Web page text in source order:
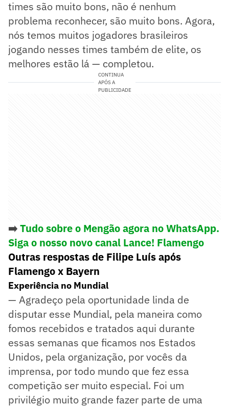
times são muito bons, não é nenhum
problema reconhecer, são muito bons. Agora,
nós temos muitos jogadores brasileiros
jogando nesses times também de elite, os
melhores estão lá — completou.
CONTINUA
APÓS A
PUBLICIDADE
➡️Tudo sobre o Mengão agora no WhatsApp.
Siga o nosso novo canal Lance! Flamengo
Outras respostas de Filipe Luís após
Flamengo x Bayern
Experiência no Mundial
— Agradeço pela oportunidade linda de
disputar esse Mundial, pela maneira como
fomos recebidos e tratados aqui durante
essas semanas que ficamos nos Estados
Unidos, pela organização, por vocês da
imprensa, por todo mundo que fez essa
competição ser muito especial. Foi um
privilégio muito grande fazer parte de uma